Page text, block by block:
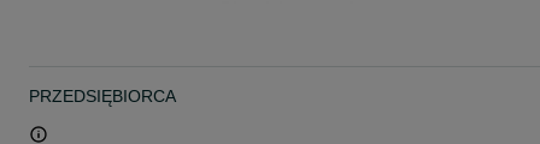
PRZEDSIĘBIORCA